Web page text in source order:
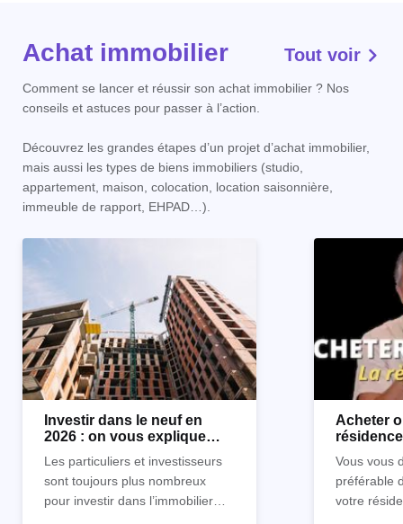
Achat immobilier Tout voir
Comment se lancer et réussir son achat immobilier ? Nos
conseils et astuces pour passer à l’action.
Découvrez les grandes étapes d’un projet d’achat immobilier,
mais aussi les types de biens immobiliers (studio,
appartement, maison, colocation, location saisonnière,
immeuble de rapport, EHPAD…).
Investir dans le neuf en
2026 : on vous explique
Les particuliers et investisseurs
sont toujours plus nombreux
pour investir dans l’immobilier
Acheter
Vous vous
préférable
votre